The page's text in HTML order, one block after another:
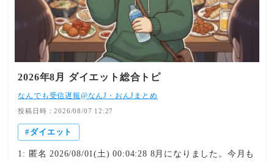
2026年8月 ダイエット総合トピ
なんでも受信遅報@なんJ・おんJまとめ
投稿日時：2026/08/07 12:27
ダイエット
1: 匿名 2026/08/01(土) 00:04:28 8月になりました。今月も